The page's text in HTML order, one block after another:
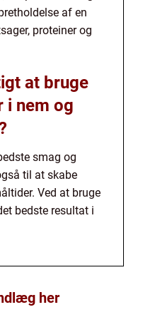
af en
proteiner og
at bruge
i nem og
smag og
til at skabe
Ved at bruge
bedste resultat i
her